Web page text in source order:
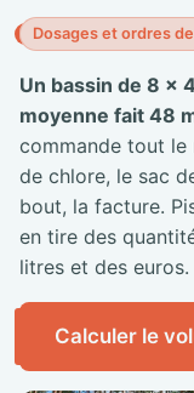
Dosages et ordres
Un bassin de 8 ×
moyenne fait 48
commande tout le
de chlore, le sac
bout, la facture.
en tire des
litres et des euros.
Calculer le